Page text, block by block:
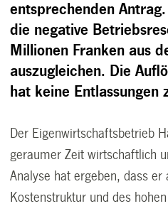
entsprechenden
die negative
Millionen Franken aus
auszugleichen. Die
hat keine Entlassungen
Der Eigenwirtschaftsbetrieb
geraumer Zeit wirtschaftlich
Analyse hat ergeben, dass er
Kostenstruktur und des